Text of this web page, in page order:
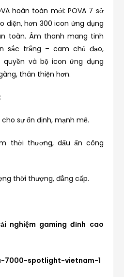
hoàn toàn mới: POVA 7 sở
diện, hơn 300 icon ứng dụng
toàn. Âm thanh mang tinh
sắc trắng – cam chủ đạo,
và bộ icon ứng dụng
thân thiện hơn.
sự ổn định, mạnh mẽ.
thời thượng, dấu ấn công
thời thượng, đẳng cấp.
nghiệm gaming đỉnh cao